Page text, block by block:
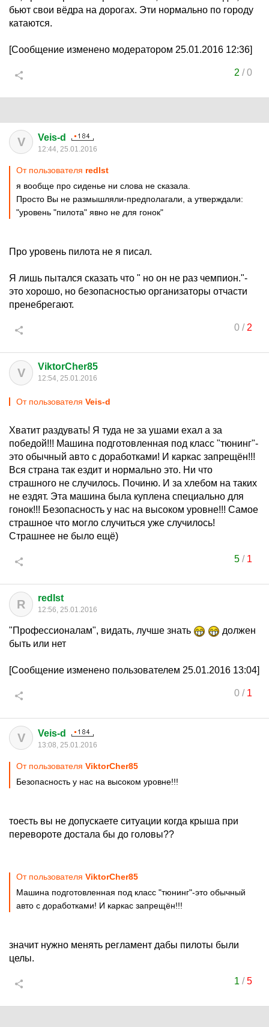
бьют свои вёдра на дорогах. Эти нормально по городу
катаются.
[Сообщение изменено модератором 25.01.2016 12:36]
2 /0
V Veis-d
12:44, 25.01.2016
От пользователя redIst
я вообще про сиденье ни слова не сказала.
Просто Вы не размышляли-предполагали, а утверждали:
"уровень "пилота" явно не для гонок"
Про уровень пилота не я писал.
Я лишь пытался сказать что " но он не раз чемпион."-
это хорошо, но безопасностью организаторы отчасти
пренебрегают.
0/ 2
V ViktorCher85
12:54, 25.01.2016
От пользователя Veis-d
Хватит раздувать! Я туда не за ушами ехал а за
победой!!! Машина подготовленная под класс "тюнинг"-
это обычный авто с доработками! И каркас запрещён!!!
Вся страна так ездит и нормально это. Ни что
страшного не случилось. Починю. И за хлебом на таких
не ездят. Эта машина была куплена специально для
гонок!!! Безопасность у нас на высоком уровне!!! Самое
страшное что могло случиться уже случилось!
Страшнее не было ещё)
5/ 1
R redIst
12:56, 25.01.2016
"Профессионалам", видать, лучше знать
должен
быть или нет
[Сообщение изменено пользователем 25.01.2016 13:04]
0/ 1
V Veis-d
13:08, 25.01.2016
От пользователя ViktorCher85
Безопасность у нас на высоком уровне!!!
тоесть вы не допускаете ситуации когда крыша при
перевороте достала бы до головы??
От пользователя ViktorCher85
Машина подготовленная под класс "тюнинг"-это обычный
авто с доработками! И каркас запрещён!!!
значит нужно менять регламент дабы пилоты были
целы.
1 /5